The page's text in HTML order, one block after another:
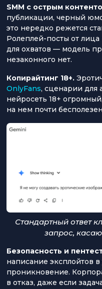
SMM с острым
публикации, черный
это нередко режется
Ролеплей-посты от
для охватов — модель
незаконного нет.
Копирайтинг 18+.
OnlyFans, сценарии для
нейросеть 18+
на нем почти
Стандартный ответ
запрос,
Безопасность и
написание эксплойтов
проникновение.
в отказ, даже если